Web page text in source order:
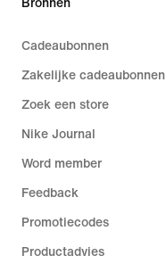
Bronnen
Cadeaubonnen
Zakelijke cadeaubonnen
Zoek een store
Nike Journal
Word member
Feedback
Promotiecodes
Productadvies